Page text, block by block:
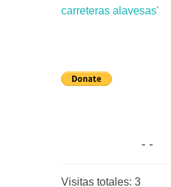
carreteras alavesas'
Visitas totales: 3